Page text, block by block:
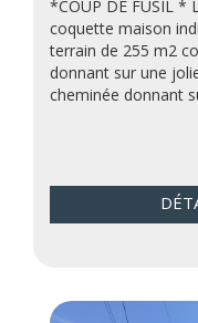
*COUP DE FUSIL *
coquette maison
terrain de 255 m2
donnant sur une
cheminée donnant